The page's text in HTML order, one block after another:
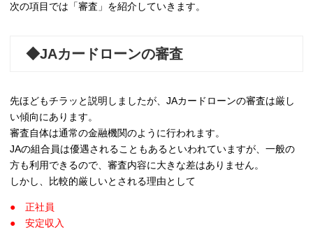
次の項目では「審査」を紹介していきます。
◆JAカードローンの審査
先ほどもチラッと説明しましたが、JAカードローンの審査は厳し
い傾向にあります。
審査自体は通常の金融機関のように行われます。
JAの組合員は優遇されることもあるといわれていますが、一般の
方も利用できるので、審査内容に大きな差はありません。
しかし、比較的厳しいとされる理由として
● 正社員
● 安定収入